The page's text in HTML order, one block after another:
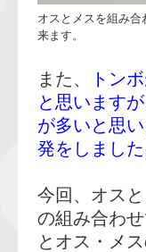
オスとメスを組み
来ます。
また、
トン
と思います
が多いと思
発をしました
今回、オス
の組み合わ
とオス・メ